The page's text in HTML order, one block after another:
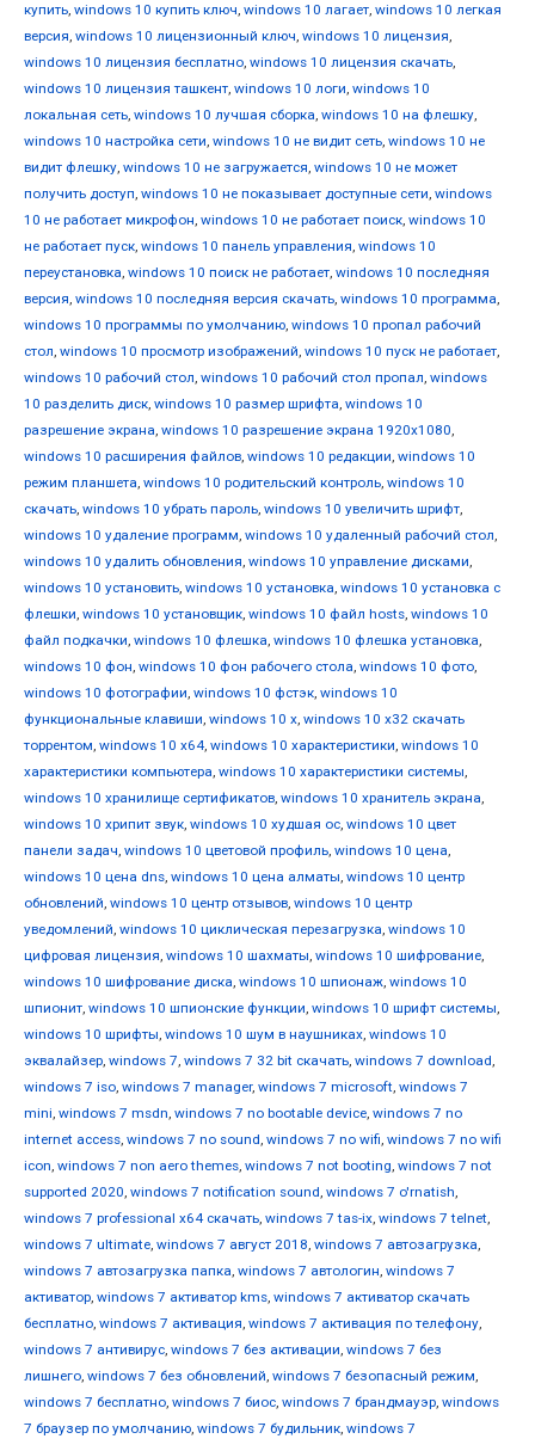
купить, windows 10 купить ключ, windows 10 лагает, windows 10 легкая
версия, windows 10 лицензионный ключ, windows 10 лицензия,
windows 10 лицензия бесплатно, windows 10 лицензия скачать,
windows 10 лицензия ташкент, windows 10 логи, windows 10
локальная сеть, windows 10 лучшая сборка, windows 10 на флешку,
windows 10 настройка сети, windows 10 не видит сеть, windows 10 не
видит флешку, windows 10 не загружается, windows 10 не может
получить доступ, windows 10 не показывает доступные сети, windows
10 не работает микрофон, windows 10 не работает поиск, windows 10
не работает пуск, windows 10 панель управления, windows 10
переустановка, windows 10 поиск не работает, windows 10 последняя
версия, windows 10 последняя версия скачать, windows 10 программа,
windows 10 программы по умолчанию, windows 10 пропал рабочий
стол, windows 10 просмотр изображений, windows 10 пуск не работает,
windows 10 рабочий стол, windows 10 рабочий стол пропал, windows
10 разделить диск, windows 10 размер шрифта, windows 10
разрешение экрана, windows 10 разрешение экрана 1920x1080,
windows 10 расширения файлов, windows 10 редакции, windows 10
режим планшета, windows 10 родительский контроль, windows 10
скачать, windows 10 убрать пароль, windows 10 увеличить шрифт,
windows 10 удаление программ, windows 10 удаленный рабочий стол,
windows 10 удалить обновления, windows 10 управление дисками,
windows 10 установить, windows 10 установка, windows 10 установка с
флешки, windows 10 установщик, windows 10 файл hosts, windows 10
файл подкачки, windows 10 флешка, windows 10 флешка установка,
windows 10 фон, windows 10 фон рабочего стола, windows 10 фото,
windows 10 фотографии, windows 10 фстэк, windows 10
функциональные клавиши, windows 10 х, windows 10 х32 скачать
торрентом, windows 10 х64, windows 10 характеристики, windows 10
характеристики компьютера, windows 10 характеристики системы,
windows 10 хранилище сертификатов, windows 10 хранитель экрана,
windows 10 хрипит звук, windows 10 худшая ос, windows 10 цвет
панели задач, windows 10 цветовой профиль, windows 10 цена,
windows 10 цена dns, windows 10 цена алматы, windows 10 центр
обновлений, windows 10 центр отзывов, windows 10 центр
уведомлений, windows 10 циклическая перезагрузка, windows 10
цифровая лицензия, windows 10 шахматы, windows 10 шифрование,
windows 10 шифрование диска, windows 10 шпионаж, windows 10
шпионит, windows 10 шпионские функции, windows 10 шрифт системы,
windows 10 шрифты, windows 10 шум в наушниках, windows 10
эквалайзер, windows 7, windows 7 32 bit скачать, windows 7 download,
windows 7 iso, windows 7 manager, windows 7 microsoft, windows 7
mini, windows 7 msdn, windows 7 no bootable device, windows 7 no
internet access, windows 7 no sound, windows 7 no wifi, windows 7 no wifi
icon, windows 7 non aero themes, windows 7 not booting, windows 7 not
supported 2020, windows 7 notification sound, windows 7 o'rnatish,
windows 7 professional x64 скачать, windows 7 tas-ix, windows 7 telnet,
windows 7 ultimate, windows 7 август 2018, windows 7 автозагрузка,
windows 7 автозагрузка папка, windows 7 автологин, windows 7
активатор, windows 7 активатор kms, windows 7 активатор скачать
бесплатно, windows 7 активация, windows 7 активация по телефону,
windows 7 антивирус, windows 7 без активации, windows 7 без
лишнего, windows 7 без обновлений, windows 7 безопасный режим,
windows 7 бесплатно, windows 7 биос, windows 7 брандмауэр, windows
7 браузер по умолчанию, windows 7 будильник, windows 7